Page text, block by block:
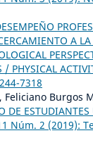
A
/ PHYSICAL
7318
Feliciano Burgos
DE ESTUDIANTES
Núm. 2